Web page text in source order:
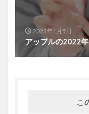
2023年1月5日
アップルの2022
こ